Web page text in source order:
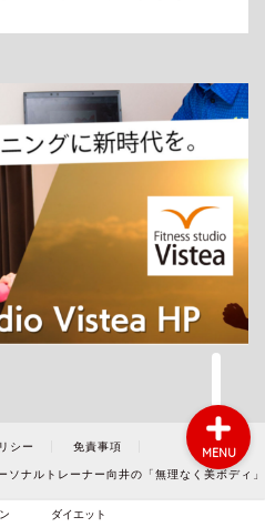
シー 免責事項
ナルトレーナー向井の「無理なく美ボディ」
ダイエット
MENU
ホーム
ナルトレーニング
ダイエット